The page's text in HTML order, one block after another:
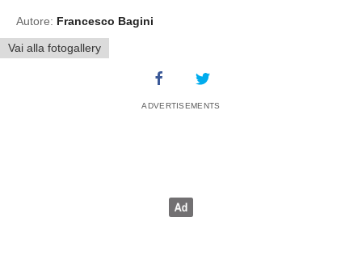
Autore: Francesco Bagini
Vai alla fotogallery